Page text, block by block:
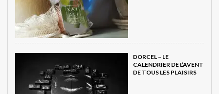
DORCEL – LE
CALENDRIER DE L’AVENT
DE TOUS LES PLAISIRS